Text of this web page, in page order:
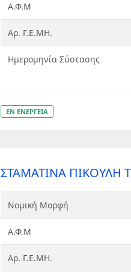
Α.Φ.Μ
Αρ. Γ.Ε.ΜΗ.
Ημερομηνία Σύστασης
ΕΝ ΕΝΕΡΓΕΙΑ
ΣΤΑΜΑΤΙΝΑ ΠΙΚΟΥΛΗ
Νομική Μορφή
Α.Φ.Μ
Αρ. Γ.Ε.ΜΗ.